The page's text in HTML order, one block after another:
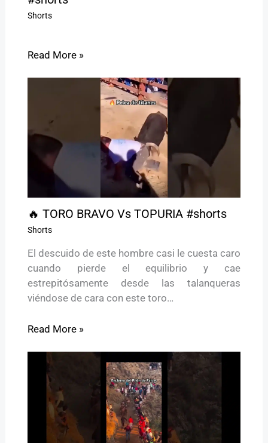
Shorts
Read More »
🔥 TORO BRAVO Vs TOPURIA #shorts
Shorts
El descuido de este hombre casi le cuesta caro
cuando pierde el equilibrio y cae
estrepitósamente desde las talanqueras
viéndose de cara con este toro…
Read More »